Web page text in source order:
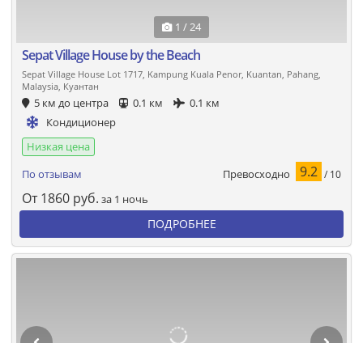
1 / 24
Sepat Village House by the Beach
Sepat Village House Lot 1717, Kampung Kuala Penor, Kuantan, Pahang,
Malaysia, Куантан
5 км до центра 0.1 км
0.1 км
Кондиционер
Низкая цена
По отзывам
Превосходно 9.2 / 10
От 1860 руб. за 1 ночь
ПОДРОБНЕЕ